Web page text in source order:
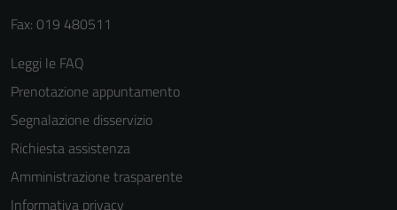
Fax: 019 480511
Leggi le FAQ
Prenotazione appuntamento
Segnalazione disservizio
Richiesta assistenza
Amministrazione trasparente
Informativa privacy